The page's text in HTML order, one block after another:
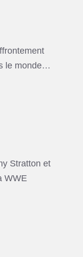
le monde…
Stratton et
WWE